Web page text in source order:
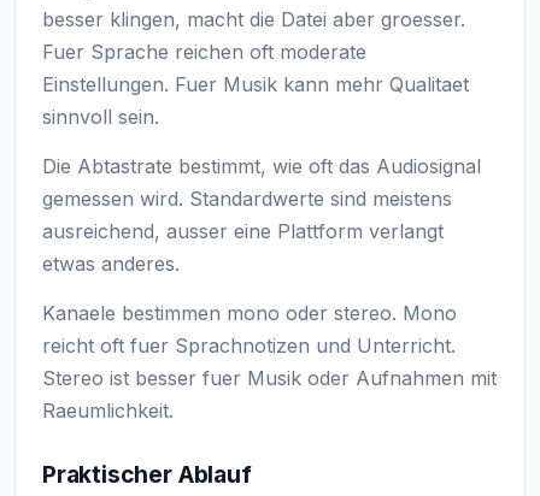
besser klingen, macht die Datei aber groesser.
Fuer Sprache reichen oft moderate
Einstellungen. Fuer Musik kann mehr Qualitaet
sinnvoll sein.
Die Abtastrate bestimmt, wie oft das Audiosignal
gemessen wird. Standardwerte sind meistens
ausreichend, ausser eine Plattform verlangt
etwas anderes.
Kanaele bestimmen mono oder stereo. Mono
reicht oft fuer Sprachnotizen und Unterricht.
Stereo ist besser fuer Musik oder Aufnahmen mit
Raeumlichkeit.
Praktischer Ablauf